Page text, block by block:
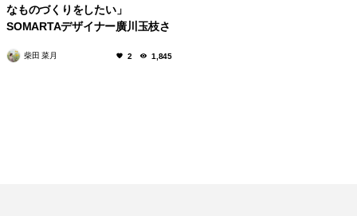
なものづくりをしたい」
SOMARTAデザイナー廣川玉枝さ
柴田 菜月 2 1,845